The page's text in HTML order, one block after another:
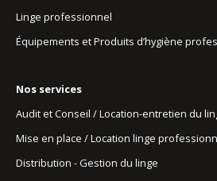
Linge professionnel
Équipements et Produits d’hygiène
Nos services
Audit et Conseil / Location-entretien du
Mise en place / Location linge
Distribution - Gestion du linge